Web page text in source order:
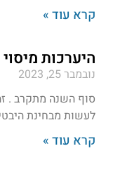
קרא עוד »
היערכות
נובמבר 25, 2023
סוף השנה מתקרב .
לעשות מבחינת
קרא עוד »